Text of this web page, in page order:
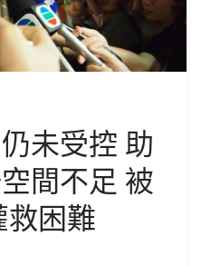
未受控 助
間不足 被
困難